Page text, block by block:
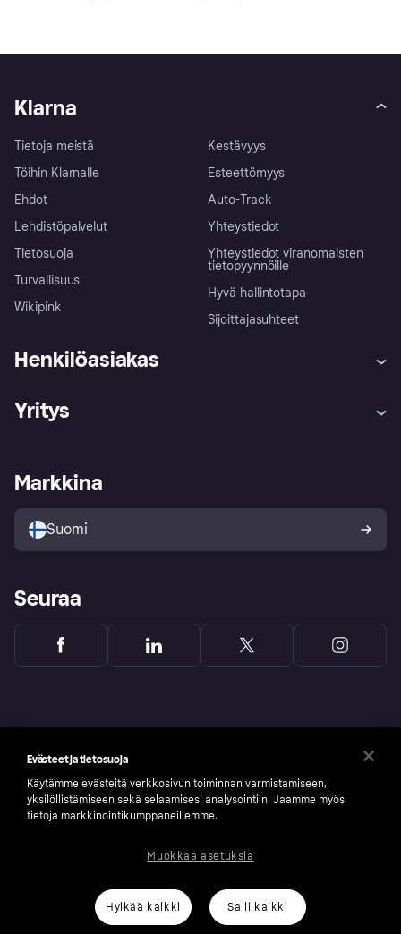
Klarna
Tietoja meistä
Töihin Klarnalle
Ehdot
Lehdistöpalvelut
Tietosuoja
Turvallisuus
Wikipink
Kestävyys
Esteettömyys
Auto-Track
Yhteystiedot
Yhteystiedot viranomaisten
tietopyynnöille
Hyvä hallintotapa
Sijoittajasuhteet
Henkilöasiakas
Ohje
Kirjaudu sisään
Tutustu kauppoihin
Ostajan turva
Yritys
Kirjaudu sisään yrityksenä
Markkina
Suomi
Seuraa
number: 556737-0431
Klarnan evästeselosteKlarna.com
Evästeet ja tietosuoja
Käytämme evästeitä verkkosivun toiminnan varmistamiseen,
yksilöllistämiseen sekä selaamisesi analysointiin. Jaamme myös
tietoja markkinointikumppaneillemme.
Hylkää kaikki Salli kaikki
Muokkaa asetuksia